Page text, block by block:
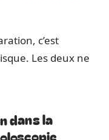
c’est
Les deux ne
dans la